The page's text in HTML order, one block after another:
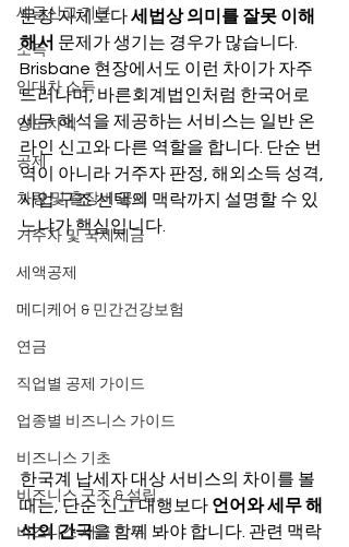
세금신고 기본
소득
임대차 소득
양도차익
공제
차량 및 출장비 공제
거주자 및 국제세금
세액공제
메디케어 & 민간건강보험
연금
직업별 공제 가이드
업종별 비즈니스 가이드
비즈니스 기초
비즈니스 구조 & 설립
비즈니스 세금 의무
문장 자체보다 세법상 의미를 잘못 이해
해서 문제가 생기는 경우가 많습니다.
Brisbane 현장에서도 이런 차이가 자주
드러나며, 바른회계법인처럼 한국어로
세무 해석을 제공하는 서비스는 일반 온
라인 신고와 다른 역할을 합니다. 단순 번
역이 아니라 거주자 판정, 해외소득 성격,
사업 구조 선택의 맥락까지 설명할 수 있
느냐가 핵심입니다.
한국계 납세자 대상 서비스의 차이를 볼
때는, 단순 신고 대행보다 언어와 세무 해
석의 간극을 함께 봐야 합니다. 관련 맥락